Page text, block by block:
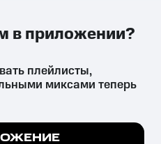
причиняет вред здоровью,
и влечёт установленную
на сайте все
плейлисты,
миксами теперь